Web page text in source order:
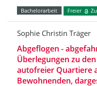
Bachelorarbeit Freier
Sophie Christin Träger
Abgeflogen -
Überlegungen zu
autofreier Quartiere
Bewohnenden,